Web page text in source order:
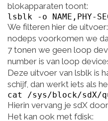
blokapparaten toont:
lsblk -o NAME,PHY-
We filteren hier de
nodeps voorkomen we
7 tonen we geen loop
number is van loop
Deze uitvoer van lsblk is
schijf, dan werkt iets als
cat /sys/block/sdX/
Hierin vervang je sdX
Het kan ook met fdisk: